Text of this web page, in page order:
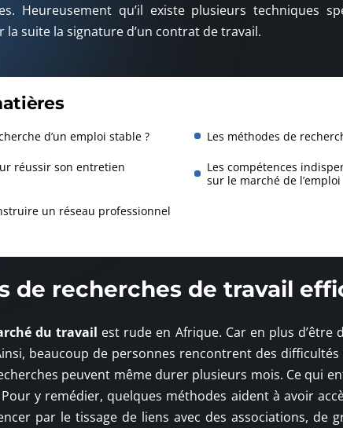
Heureusement qu’il existe plusieurs techniques
la suite la signature d’un contrat de travail.
d’un emploi stable ? Les méthodes de
réussir son entretien
Les compétences
sur le marché de l’emploi
un réseau professionnel
de recherches de travail
du travail est rude en Afrique. Car en plus d’être
beaucoup de personnes rencontrent des difficultés
peuvent même durer plusieurs mois. Ce qui
y remédier, quelques méthodes aident à avoir
par le tissage de liens avec des associations, de